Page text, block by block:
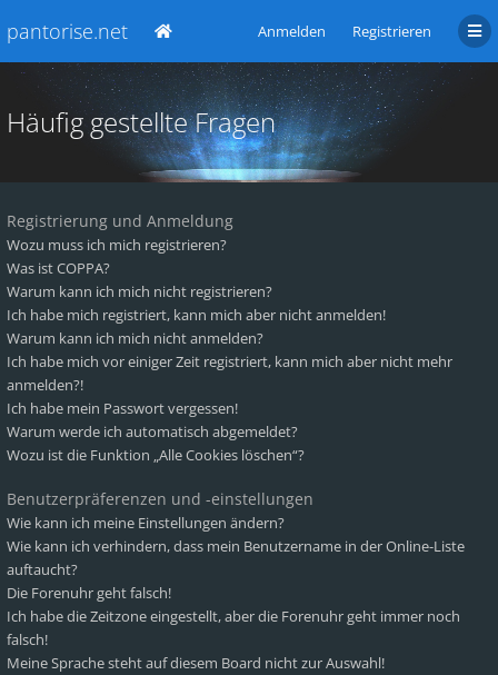
pantorise.net Anmelden Registrieren
Häufig gestellte Fragen
Registrierung und Anmeldung
Wozu muss ich mich registrieren?
Was ist COPPA?
Warum kann ich mich nicht registrieren?
Ich habe mich registriert, kann mich aber nicht anmelden!
Warum kann ich mich nicht anmelden?
Ich habe mich vor einiger Zeit registriert, kann mich aber nicht mehr
anmelden?!
Ich habe mein Passwort vergessen!
Warum werde ich automatisch abgemeldet?
Wozu ist die Funktion „Alle Cookies löschen“?
Benutzerpräferenzen und -einstellungen
Wie kann ich meine Einstellungen ändern?
Wie kann ich verhindern, dass mein Benutzername in der Online-Liste
auftaucht?
Die Forenuhr geht falsch!
Ich habe die Zeitzone eingestellt, aber die Forenuhr geht immer noch
falsch!
Meine Sprache steht auf diesem Board nicht zur Auswahl!